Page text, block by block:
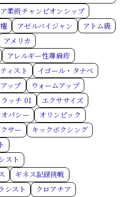
柔術チャンピオンシップ
アゼルバイジャン
アトム級
アメリカ
アレルギー性蕁麻疹
ィスト
イゴール・タナベ
ップ
ウォームアップ
ッチ 01
エクササイズ
パシー
オリンピック
サー
キックボクシング
スト
ギネス記録挑戦
シスト
クロアチア